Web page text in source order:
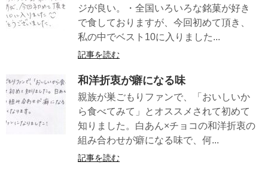
ジが良い。・全国いろいろな銘菓が好き
で食しておりますが、今回初めて頂き、
私の中でベスト10に入りました...
記事を読む
和洋折衷が癖になる味
親族が巣ごもりファンで、「おいしいか
ら食べてみて」とオススメされて初めて
知りました。白あん×チョコの和洋折衷の
組み合わせが癖になる味で、何...
記事を読む